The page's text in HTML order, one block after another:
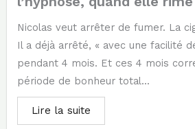
Nicolas veut arrêter de fumer. La
Il a déjà arrêté, « avec une facilité
pendant 4 mois. Et ces 4 mois
période de bonheur total...
Lire la suite